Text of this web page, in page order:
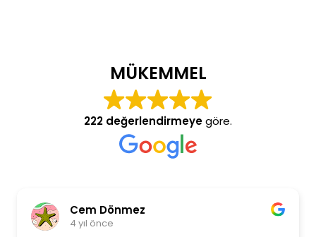
MÜKEMMEL
222 değerlendirmeyegöre.
Cem Dönmez
4 yıl önce